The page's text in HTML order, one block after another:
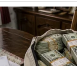
సమాచారం కోసం
మీ ఫ్రిఫర్డ్ సోర్స్ గా